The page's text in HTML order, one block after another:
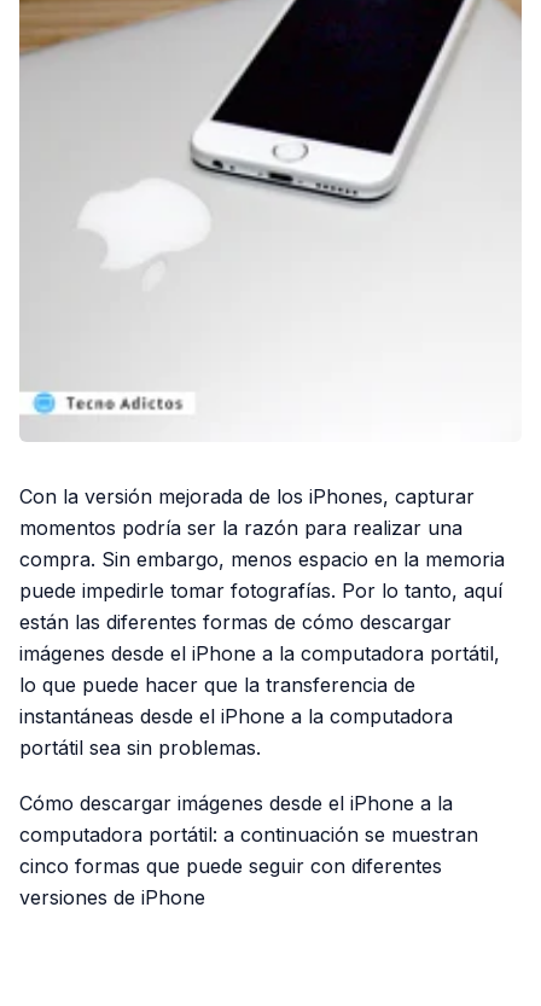
Con la versión mejorada de los iPhones, capturar
momentos podría ser la razón para realizar una
compra. Sin embargo, menos espacio en la memoria
puede impedirle tomar fotografías. Por lo tanto, aquí
están las diferentes formas de cómo descargar
imágenes desde el iPhone a la computadora portátil,
lo que puede hacer que la transferencia de
instantáneas desde el iPhone a la computadora
portátil sea sin problemas.
Cómo descargar imágenes desde el iPhone a la
computadora portátil: a continuación se muestran
cinco formas que puede seguir con diferentes
versiones de iPhone